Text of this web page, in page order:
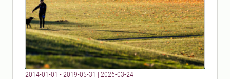
2014-01-01 - 2019-05-31 | 2026-03-24